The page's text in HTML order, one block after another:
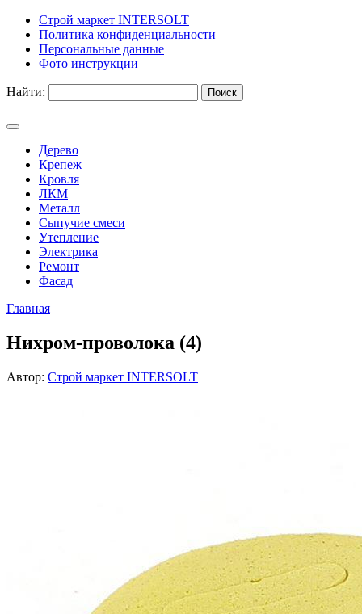
Строй маркет INTERSOLT
Политика конфиденциальности
Персональные данные
Фото инструкции
Найти:
Дерево
Крепеж
Кровля
ЛКМ
Металл
Сыпучие смеси
Утепление
Электрика
Ремонт
Фасад
Главная
Нихром-проволока (4)
Автор: Строй маркет INTERSOLT